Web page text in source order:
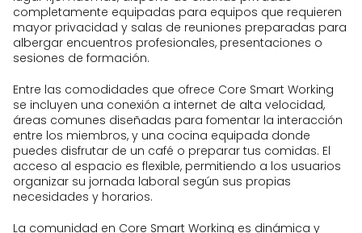
miembros.
Cabinas insonorizadas para
llamadas y videoconferencias que
requieren privacidad.
Servicio de recepción disponible de
lunes a viernes para atender
cualquier necesidad.
Servicio de limpieza diario para
mantener las instalaciones en
óptimas condiciones.
Domiciliación social y comercial,
permitiendo utilizar la dirección de
completamente equipadas para equipos que requieren
mayor privacidad y salas de reuniones preparadas para
albergar encuentros profesionales, presentaciones o
sesiones de formación.
Entre las comodidades que ofrece Core Smart Working
se incluyen una conexión a internet de alta velocidad,
áreas comunes diseñadas para fomentar la interacción
entre los miembros, y una cocina equipada donde
puedes disfrutar de un café o preparar tus comidas. El
acceso al espacio es flexible, permitiendo a los usuarios
organizar su jornada laboral según sus propias
necesidades y horarios.
La comunidad en Core Smart Working es dinámica y